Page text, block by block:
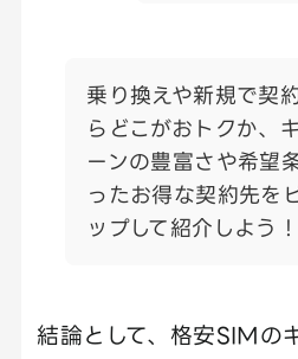
乗り換えや新規で契
らどこがおトクか、
ーンの豊富さや希望
ったお得な契約先を
ップして紹介しよう！
結論として、格安SIMの